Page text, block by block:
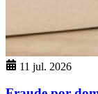
11 jul. 2026